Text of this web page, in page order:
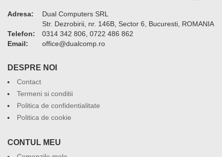
Adresa:
Dual Computers SRL
Str. Dezrobirii, nr. 146B, Sector 6, Bucuresti, ROMANIA
Telefon:
0314 342 806, 0722 486 862
Email:
or.pmoclaud@eciffo
DESPRE NOI
Contact
Termeni si conditii
Politica de confidentialitate
Politica de cookie
CONTUL MEU